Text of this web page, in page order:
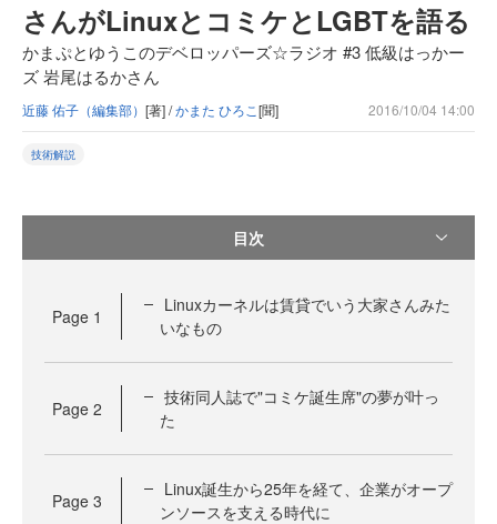
さんがLinuxとコミケとLGBTを語る
かまぷとゆうこのデベロッパーズ☆ラジオ #3 低級はっかー
ズ 岩尾はるかさん
近藤 佑子（編集部） [著] /かまた ひろこ[聞] 2016/10/04 14:00
技術解説
目次
Page 1
Linuxカーネルは賃貸でいう大家さんみた
いなもの
Page 2
技術同人誌で"コミケ誕生席"の夢が叶っ
た
Page 3
Linux誕生から25年を経て、企業がオープ
ンソースを支える時代に